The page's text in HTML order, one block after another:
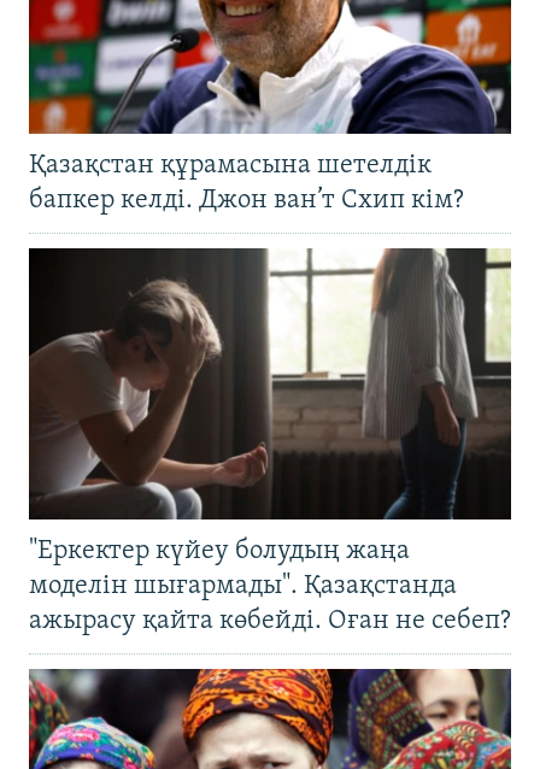
Қазақстан құрамасына шетелдік
бапкер келді. Джон ван’т Схип кім?
"Еркектер күйеу болудың жаңа
моделін шығармады". Қазақстанда
ажырасу қайта көбейді. Оған не себеп?